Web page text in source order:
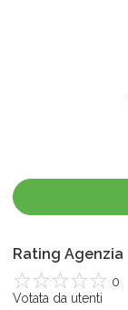
Rating Agenzia
5
4
3
2
1
0
Votata da utenti